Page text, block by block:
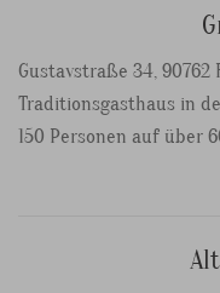
Gustavstraße 34, 90762
Traditionsgasthaus in
150 Personen auf über